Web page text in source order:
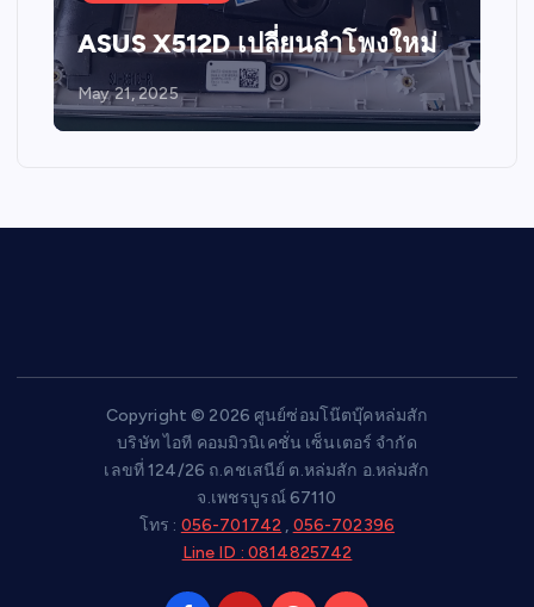
ASUS X512D เปลี่ยนลำโพงใหม่
May 21, 2025
Copyright © 2026 ศูนย์ซ่อมโน๊ตบุ๊คหล่มสัก
บริษัท ไอที คอมมิวนิเคชั่น เซ็นเตอร์ จำกัด
เลขที่ 124/26 ถ.คชเสนีย์ ต.หล่มสัก อ.หล่มสัก
จ.เพชรบูรณ์ 67110
โทร : 056-701742 , 056-702396
Line ID : 0814825742